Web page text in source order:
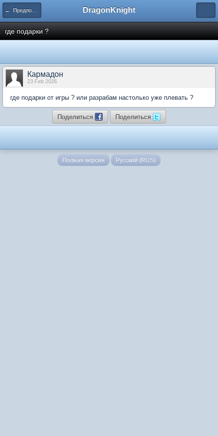
← Предложения для Администрации DragonKnight
где подарки ?
Кармадон
23 Feb 2026
где подарки от игры ? или разрабам настолько уже плевать ?
Поделиться Поделиться
Полная версия Русский (RUS)